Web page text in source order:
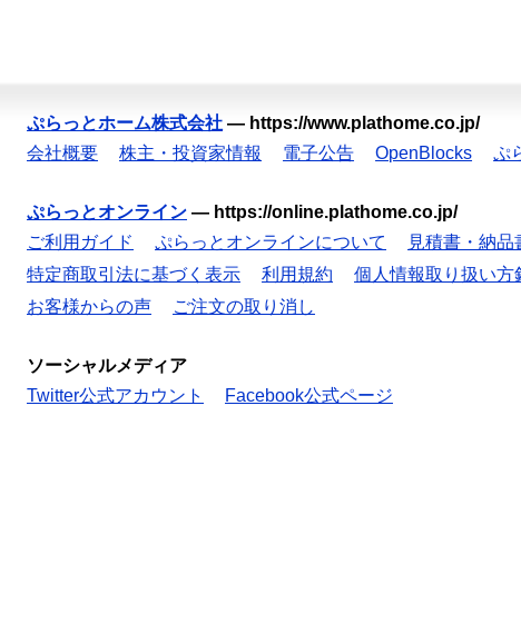
ぷらっとホーム株式会社 — https://www.plathome.co.jp/
会社概要
株主・投資家情報 電子公告 OpenBlocks ぷ
ぷらっとオンライン — https://online.plathome.co.jp/
ご利用ガイド
ぷらっとオンラインについて 見積書・納
特定商取引法に基づく表示
利用規約 個人情報取り扱い方
お客様からの声
ご注文の取り消し
ソーシャルメディア
Twitter公式アカウント
Facebook公式ページ